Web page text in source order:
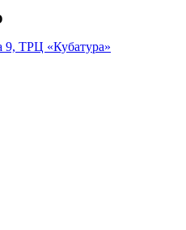
9, ТРЦ «Кубатура»